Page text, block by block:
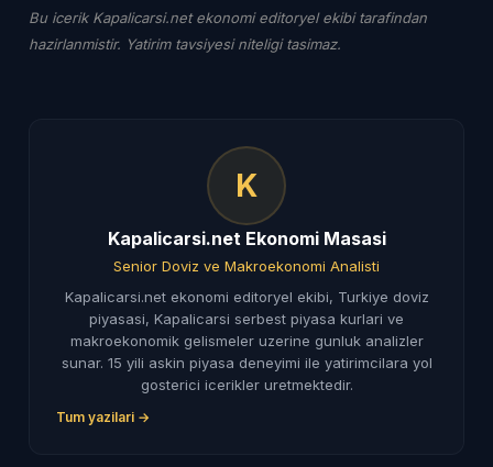
Bu icerik Kapalicarsi.net ekonomi editoryel ekibi tarafindan
hazirlanmistir. Yatirim tavsiyesi niteligi tasimaz.
K
Kapalicarsi.net Ekonomi Masasi
Senior Doviz ve Makroekonomi Analisti
Kapalicarsi.net ekonomi editoryel ekibi, Turkiye doviz
piyasasi, Kapalicarsi serbest piyasa kurlari ve
makroekonomik gelismeler uzerine gunluk analizler
sunar. 15 yili askin piyasa deneyimi ile yatirimcilara yol
gosterici icerikler uretmektedir.
Tum yazilari →